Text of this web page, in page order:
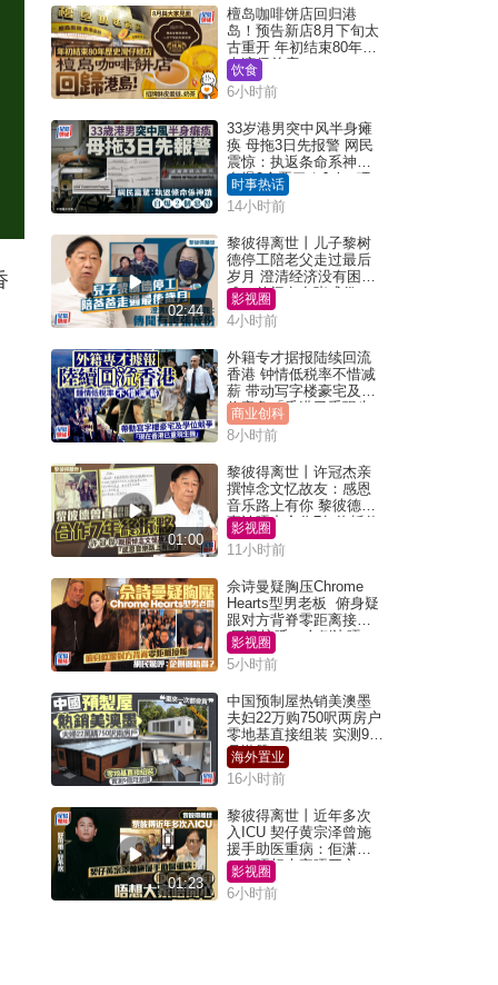
檀岛咖啡饼店回归港
岛！预告新店8月下旬太
古重开 年初结束80年历
史湾仔总店
饮食
6小时前
33岁港男突中风半身瘫
痪 母拖3日先报警 网民
震惊：执返条命系神迹
自爆2个恶习｜Juicy叮
时事热话
14小时前
02:44
黎彼得离世丨儿子黎树
德停工陪老父走过最后
岁月 澄清经济没有困
难：传闻有夸张成份
影视圈
4小时前
外籍专才据报陆续回流
香港 钟情低税率不惜减
薪 带动写字楼豪宅及学
位竞争「香港已重现生
机」
商业创科
8小时前
01:00
黎彼得离世丨许冠杰亲
撰悼念文忆故友：感恩
音乐路上有你 黎彼德曾
直认唔夹合作7年终拆伙
影视圈
11小时前
佘诗曼疑胸压Chrome
Hearts型男老板 俯身疑
跟对方背脊零距离接触
网民惊呼：企侧边唔
得？
影视圈
5小时前
中国预制屋热销美澳墨
夫妇22万购750呎两房户
零地基直接组装 实测9个
月激赞
海外置业
16小时前
01:23
黎彼得离世丨近年多次
入ICU 契仔黄宗泽曾施
援手助医重病：佢潇洒
一生唔想大家唔开心
影视圈
6小时前